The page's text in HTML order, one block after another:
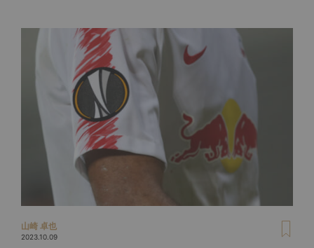
山崎 卓也
2023.10.09